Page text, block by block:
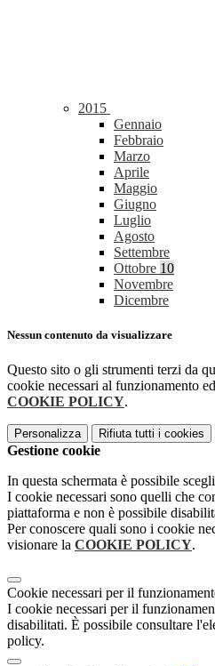
2015
Gennaio
Febbraio
Marzo
Aprile
Maggio
Giugno
Luglio
Agosto
Settembre
Ottobre 10
Novembre
Dicembre
Nessun contenuto da visualizzare
Questo sito o gli strumenti terzi da
cookie necessari al funzionamento
COOKIE POLICY.
Personalizza Rifiuta tutti i cookies
Gestione cookie
In questa schermata è possibile
I cookie necessari sono quelli che
piattaforma e non è possibile
Per conoscere quali sono i cookie
visionare la COOKIE POLICY.
Cookie necessari per il
I cookie necessari per il
disabilitati. È possibile consultare
policy.